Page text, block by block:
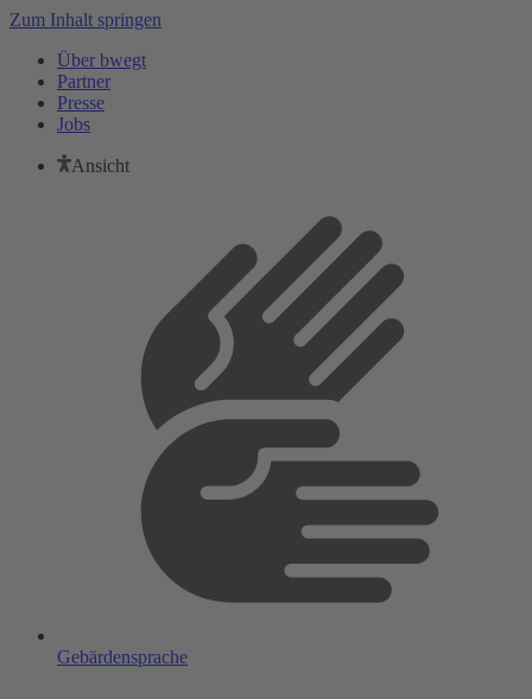
Zum Inhalt springen
Über bwegt
Partner
Presse
Jobs
Ansicht
Gebärdensprache